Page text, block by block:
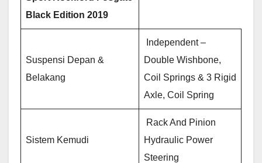
Black Edition 2019
Suspensi Depan &
Belakang
Independent –
Double Wishbone,
Coil Springs & 3 Rigid
Axle, Coil Spring
Sistem Kemudi
Rack And Pinion
Hydraulic Power
Steering